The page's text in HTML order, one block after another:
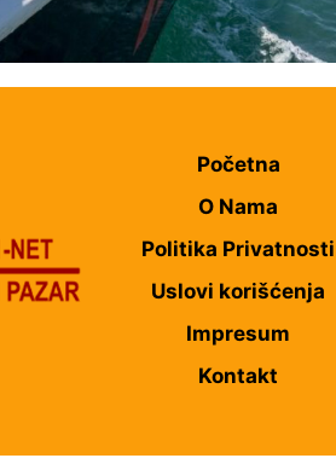
Početna
O Nama
Politika Privatnosti
Uslovi korišćenja
Impresum
Kontakt